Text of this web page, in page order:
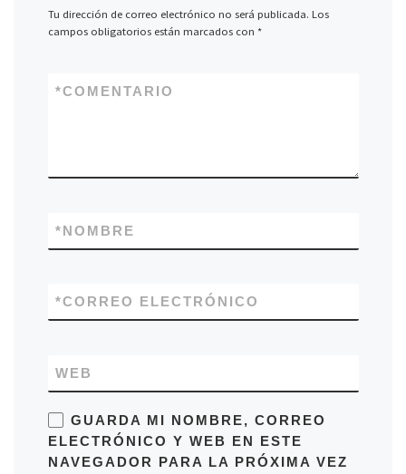
Tu dirección de correo electrónico no será publicada. Los
campos obligatorios están marcados con *
COMENTARIO
*
NOMBRE
*
CORREO ELECTRÓNICO
*
WEB
GUARDA MI NOMBRE, CORREO
ELECTRÓNICO Y WEB EN ESTE
NAVEGADOR PARA LA PRÓXIMA VEZ